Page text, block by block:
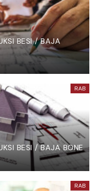
BESI / BAJA
RAB
BESI / BAJA BONE
RAB